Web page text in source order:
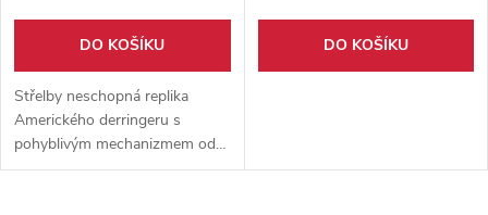
DO KOŠÍKU
Střelby neschopná replika
Amerického derringeru s
pohyblivým mechanizmem od
značky Denix. Vyrobeno z kovu
DO KOŠÍKU